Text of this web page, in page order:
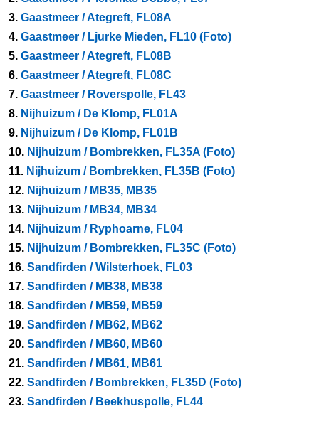
3. Gaastmeer / Ategreft, FL08A
4. Gaastmeer / Ljurke Mieden, FL10 (Foto)
5. Gaastmeer / Ategreft, FL08B
6. Gaastmeer / Ategreft, FL08C
7. Gaastmeer / Roverspolle, FL43
8. Nijhuizum / De Klomp, FL01A
9. Nijhuizum / De Klomp, FL01B
10. Nijhuizum / Bombrekken, FL35A (Foto)
11. Nijhuizum / Bombrekken, FL35B (Foto)
12. Nijhuizum / MB35, MB35
13. Nijhuizum / MB34, MB34
14. Nijhuizum / Ryphoarne, FL04
15. Nijhuizum / Bombrekken, FL35C (Foto)
16. Sandfirden / Wilsterhoek, FL03
17. Sandfirden / MB38, MB38
18. Sandfirden / MB59, MB59
19. Sandfirden / MB62, MB62
20. Sandfirden / MB60, MB60
21. Sandfirden / MB61, MB61
22. Sandfirden / Bombrekken, FL35D (Foto)
23. Sandfirden / Beekhuspolle, FL44